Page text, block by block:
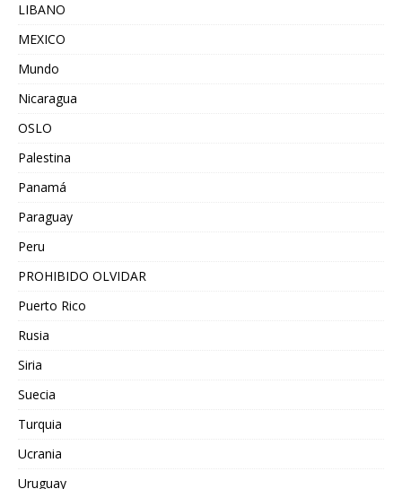
LIBANO
MEXICO
Mundo
Nicaragua
OSLO
Palestina
Panamá
Paraguay
Peru
PROHIBIDO OLVIDAR
Puerto Rico
Rusia
Siria
Suecia
Turquia
Ucrania
Uruguay